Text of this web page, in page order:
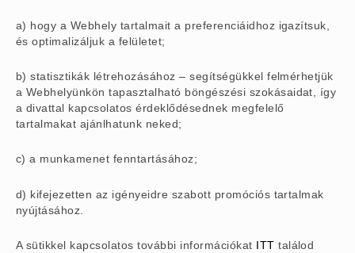
a) hogy a Webhely tartalmait a preferenciáidhoz igazítsuk,
és optimalizáljuk a felületet;
b) statisztikák létrehozásához – segítségükkel felmérhetjük
a Webhelyünkön tapasztalható böngészési szokásaidat, így
a divattal kapcsolatos érdeklődésednek megfelelő
tartalmakat ajánlhatunk neked;
c) a munkamenet fenntartásához;
d) kifejezetten az igényeidre szabott promóciós tartalmak
nyújtásához.
A sütikkel kapcsolatos további információkat ITT találod